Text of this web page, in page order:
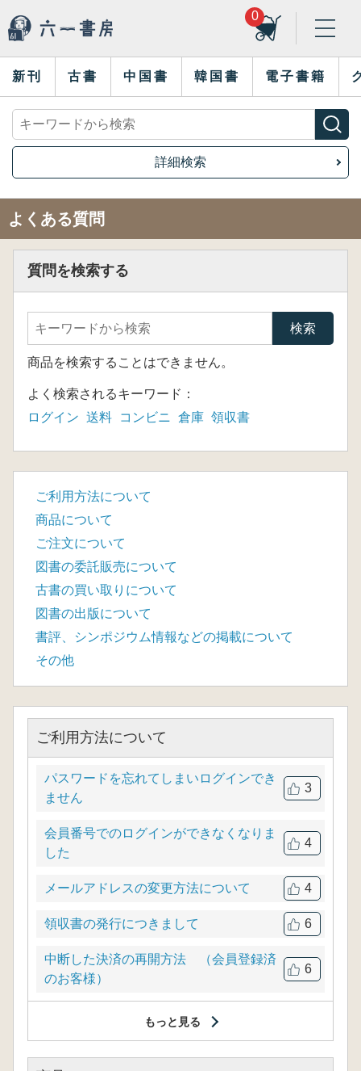
0
新刊 古書 中国書 韓国書 電子書籍
詳細検索
よくある質問
質問を検索する
商品を検索することはできません。
よく検索されるキーワード：
ログイン 送料 コンビニ 倉庫 領収書
ご利用方法について
商品について
ご注文について
図書の委託販売について
古書の買い取りについて
図書の出版について
書評、シンポジウム情報などの掲載について
その他
ご利用方法について
パスワードを忘れてしまいログインでき
ません
3
会員番号でのログインができなくなりま
した
4
メールアドレスの変更方法について 4
領収書の発行につきまして 6
中断した決済の再開方法 （会員登録済
のお客様）
6
もっと見る